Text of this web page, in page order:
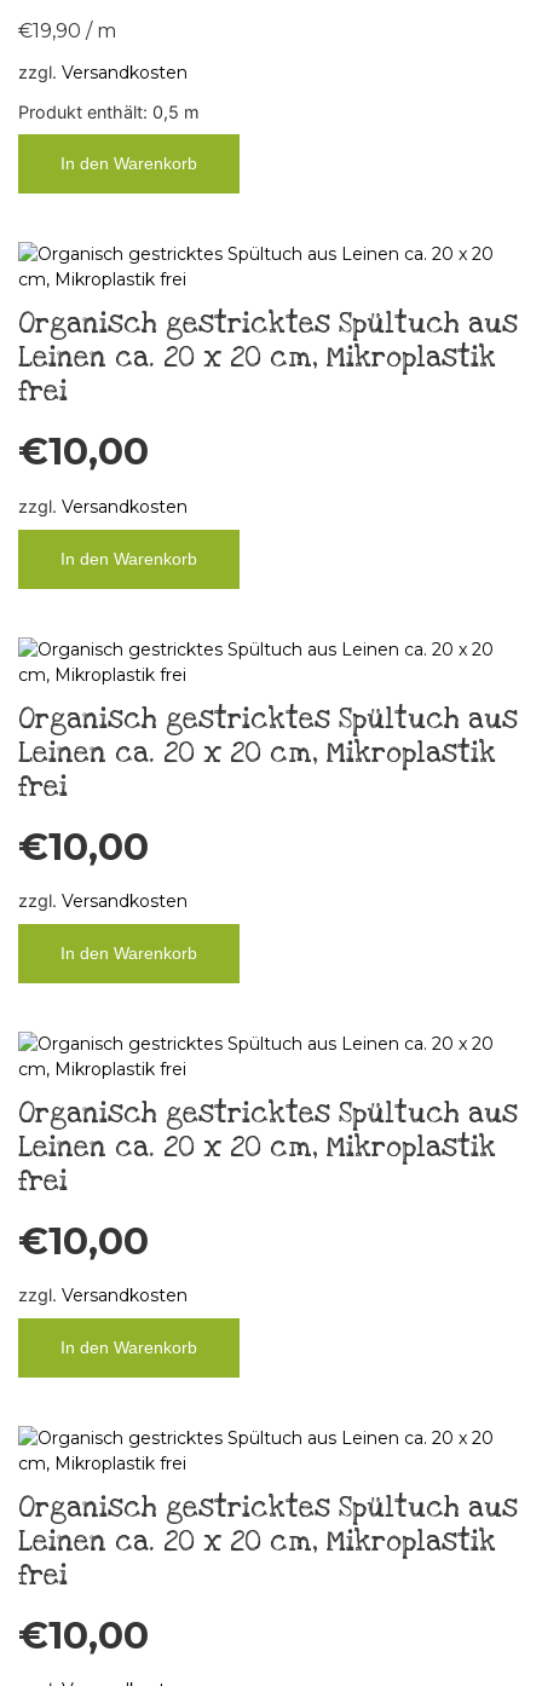
€19,90 / m
zzgl. Versandkosten
Produkt enthält: 0,5 m
In den Warenkorb
Organisch gestricktes Spültuch aus
Leinen ca. 20 x 20 cm, Mikroplastik
frei
€10,00
zzgl. Versandkosten
In den Warenkorb
Organisch gestricktes Spültuch aus
Leinen ca. 20 x 20 cm, Mikroplastik
frei
€10,00
zzgl. Versandkosten
In den Warenkorb
Organisch gestricktes Spültuch aus
Leinen ca. 20 x 20 cm, Mikroplastik
frei
€10,00
zzgl. Versandkosten
In den Warenkorb
Organisch gestricktes Spültuch aus
Leinen ca. 20 x 20 cm, Mikroplastik
frei
€10,00